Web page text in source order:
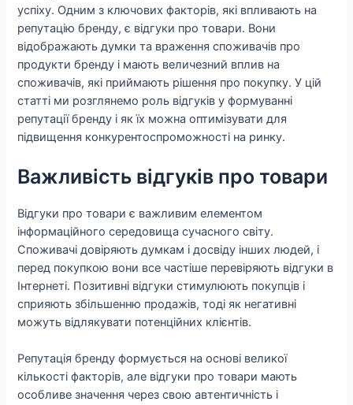
успіху. Одним з ключових факторів, які впливають на
репутацію бренду, є відгуки про товари. Вони
відображають думки та враження споживачів про
продукти бренду і мають величезний вплив на
споживачів, які приймають рішення про покупку. У цій
статті ми розглянемо роль відгуків у формуванні
репутації бренду і як їх можна оптимізувати для
підвищення конкурентоспроможності на ринку.
Важливість відгуків про товари
Відгуки про товари є важливим елементом
інформаційного середовища сучасного світу.
Споживачі довіряють думкам і досвіду інших людей, і
перед покупкою вони все частіше перевіряють відгуки в
Інтернеті. Позитивні відгуки стимулюють покупців і
сприяють збільшенню продажів, тоді як негативні
можуть відлякувати потенційних клієнтів.
Репутація бренду формується на основі великої
кількості факторів, але відгуки про товари мають
особливе значення через свою автентичність і